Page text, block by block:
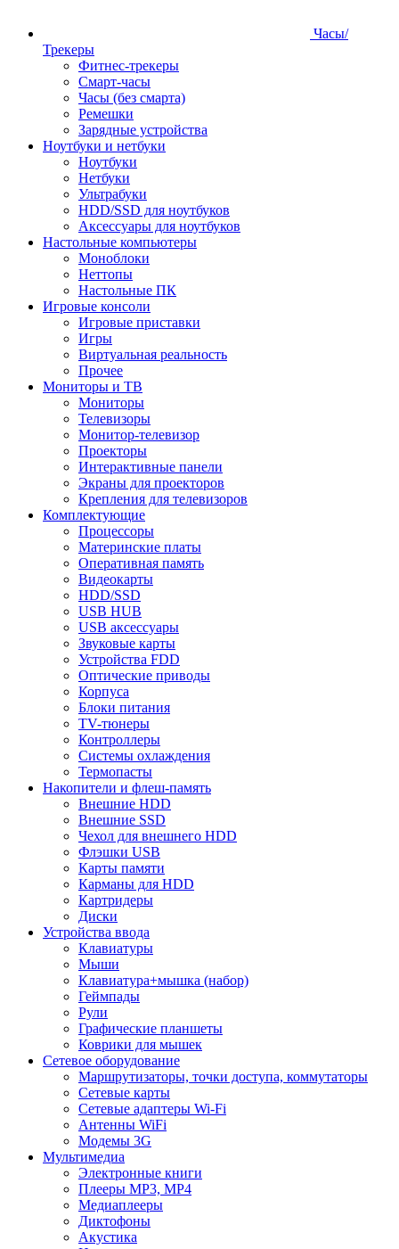
Часы/
Трекеры
Фитнес-трекеры
Смарт-часы
Часы (без смарта)
Ремешки
Зарядные устройства
Ноутбуки и нетбуки
Ноутбуки
Нетбуки
Ультрабуки
HDD/SSD для ноутбуков
Аксессуары для ноутбуков
Настольные компьютеры
Моноблоки
Неттопы
Настольные ПК
Игровые консоли
Игровые приставки
Игры
Виртуальная реальность
Прочее
Мониторы и ТВ
Мониторы
Телевизоры
Монитор-телевизор
Проекторы
Интерактивные панели
Экраны для проекторов
Крепления для телевизоров
Комплектующие
Процессоры
Материнские платы
Оперативная память
Видеокарты
HDD/SSD
USB HUB
USB аксессуары
Звуковые карты
Устройства FDD
Оптические приводы
Корпуса
Блоки питания
TV-тюнеры
Контроллеры
Системы охлаждения
Термопасты
Накопители и флеш-память
Внешние HDD
Внешние SSD
Чехол для внешнего HDD
Флэшки USB
Карты памяти
Карманы для HDD
Картридеры
Диски
Устройства ввода
Клавиатуры
Мыши
Клавиатура+мышка (набор)
Геймпады
Рули
Графические планшеты
Коврики для мышек
Сетевое оборудование
Маршрутизаторы, точки доступа, коммутаторы
Сетевые карты
Сетевые адаптеры Wi-Fi
Антенны WiFi
Модемы 3G
Мультимедиа
Электронные книги
Плееры MP3, MP4
Медиаплееры
Диктофоны
Акустика